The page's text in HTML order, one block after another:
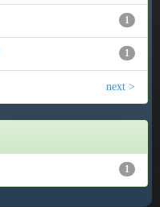
1
1
next >
1